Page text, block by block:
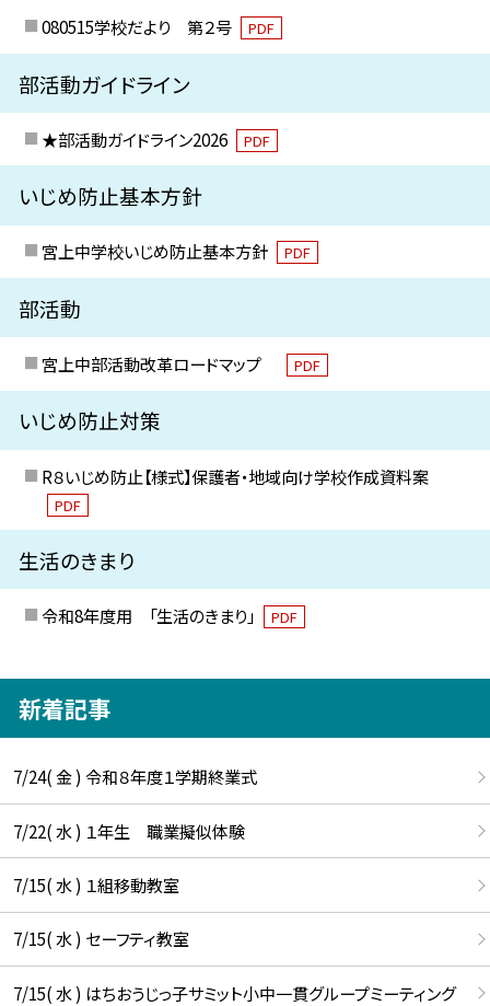
080515学校だより 第２号
PDF
部活動ガイドライン
★部活動ガイドライン2026 PDF
いじめ防止基本方針
宮上中学校いじめ防止基本方針 PDF
部活動
宮上中部活動改革ロードマップ PDF
いじめ防止対策
R８いじめ防止【様式】保護者・地域向け学校作成資料案
PDF
生活のきまり
令和8年度用 「生活のきまり」 PDF
新着記事
7/24( 金 ) 令和８年度１学期終業式
7/22( 水 ) １年生 職業擬似体験
7/15( 水 ) １組移動教室
7/15( 水 ) セーフティ教室
7/15( 水 ) はちおうじっ子サミット小中一貫グループミーティング